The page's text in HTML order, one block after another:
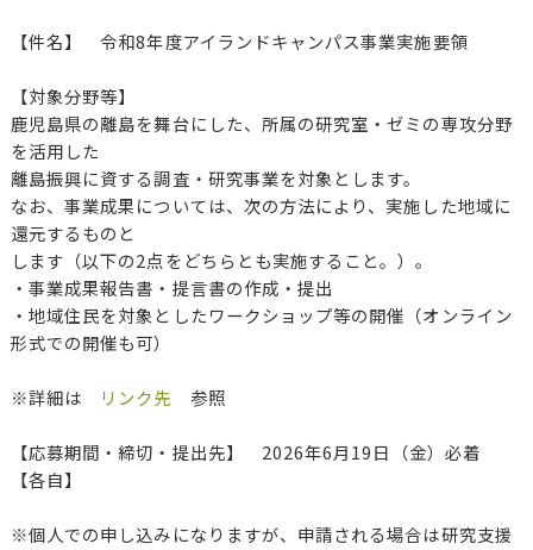
【件名】 令和8年度アイランドキャンパス事業実施要領
【対象分野等】
鹿児島県の離島を舞台にした、所属の研究室・ゼミの専攻分野
を活用した
離島振興に資する調査・研究事業を対象とします。
なお、事業成果については、次の方法により、実施した地域に
還元するものと
します（以下の2点をどちらとも実施すること。）。
・事業成果報告書・提言書の作成・提出
・地域住民を対象としたワークショップ等の開催（オンライン
形式での開催も可）
※詳細は リンク先 参照
【応募期間・締切・提出先】 2026年6月19日（金）必着
【各自】
※個人での申し込みになりますが、申請される場合は研究支援